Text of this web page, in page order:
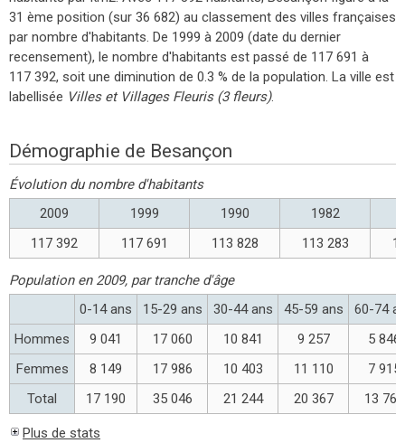
31 ème position (sur 36 682) au classement des villes françaises
par nombre d'habitants. De 1999 à 2009 (date du dernier
recensement), le nombre d'habitants est passé de 117 691 à
117 392, soit une diminution de 0.3 % de la population. La ville est
labellisée Villes et Villages Fleuris (3 fleurs).
Démographie de Besançon
Évolution du nombre d'habitants
2009
1999 1990 1982
117 392
117 691 113 828 113 283
Population en 2009, par tranche d'âge
0-14 ans
15-29 ans 30-44 ans 45-59 ans
60-74
Hommes
9 041 17 060 10 841 9 257
5 846
Femmes
8 149 17 986 10 403 11 110
7 915
Total
17 190 35 046 21 244 20 367 13 761
Plus de stats